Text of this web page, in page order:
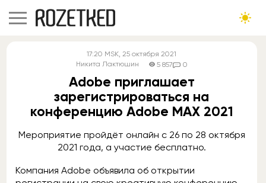
17:20 MSK, 25 октября 2021
Никита Лактюшин
5 857 0
Adobe приглашает
зарегистрироваться на
конференцию Adobe MAX 2021
Мероприятие пройдёт онлайн с 26 по 28 октября
2021 года, а участие бесплатно.
Компания Adobe объявила об открытии